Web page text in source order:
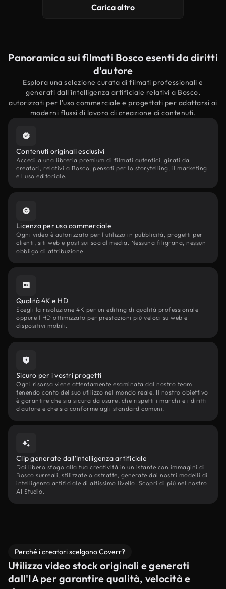
Carica altro
Panoramica sui filmati Bosco esenti da diritti
d'autore
Esplora una selezione curata di filmati professionali e
generati dall'intelligenza artificiale relativi a Bosco,
autorizzati per l'uso commerciale e progettati per adattarsi ai
moderni flussi di lavoro di creazione di contenuti.
Contenuti originali esclusivi
Accedi a una libreria premium di filmati autentici, girati da
creatori, relativi a Bosco, pensati per lo storytelling, il marketing
e l'uso editoriale.
Licenza per uso commerciale
Ogni video è autorizzato per l'utilizzo in pubblicità, progetti per
clienti, siti web e post sui social media. Nessuna filigrana, nessun
obbligo di attribuzione.
Qualità 4K e HD
Scegli la risoluzione 4K per un editing di qualità professionale
oppure l'HD ottimizzato per prestazioni più veloci su web e
dispositivi mobili.
Sicuro per i vostri progetti
Ogni risorsa viene attentamente esaminata dal nostro team
tenendo conto del suo utilizzo nel mondo reale. Il nostro obiettivo
è garantire che sia sicura da usare, che rispetti i marchi e i diritti
d'autore e che sia conforme agli standard comuni.
Clip generate dall'intelligenza artificiale
Dai libero sfogo alla tua creatività in un istante con immagini di
Bosco surreali, stilizzate o astratte, generate dai nostri modelli di
intelligenza artificiale di altissimo livello. Scopri di più nel nostro
AI Studio.
Perché i creatori scelgono Coverr?
Utilizza video stock originali e generati
dall'IA per garantire qualità, velocità e